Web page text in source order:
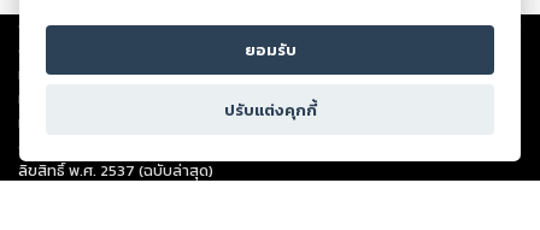
Copyright ©2026Storylog Co., Ltd. - สตอรี่ล็อกขอสงวนสิทธิ์ไม่รับผิดชอบ
ต่อผลงานหรือเนื้อหาใดที่อัปโหลดผ่านเว็บไซต์และปรากฏว่าละเมิดสิทธิใน
ทรัพย์สินทางปัญญาของบุคคลอื่นหรือขัดต่อกฎหมายและศีลธรรม ดังนั้น ผู้อ่าน
ทุกท่านโปรดใช้วิจารณญาณในการกลั่นกรองด้วยตนเอง และหากท่านพบว่าส่วน
หนึ่งส่วนใดขัดต่อกฎหมายและศีลธรรม กรุณาแจ้งมายังบริษัท เพื่อทีมงานจะได้
ดำเนินการในทันที ทั้งนี้ ทางสตอรี่ล็อกขอสงวนลิขสิทธิ์ตามพระราชบัญญัติ
ลิขสิทธิ์ พ.ศ. 2537 (ฉบับล่าสุด)
ยอมรับ
ปรับแต่งคุกกี้